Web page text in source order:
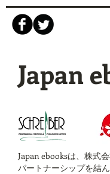
Japan
Japan ebooksは、株式
パートナーシップを結ん